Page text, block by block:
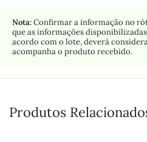
Nota:Confirmar a informação no
que as informações
acordo com o lote, deverá
acompanha o produto recebido.
Produtos